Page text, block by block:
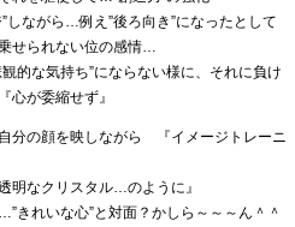
”しながら…例え”後ろ向き”になったとして
せられない位の感情…
観的な気持ち”にならない様に、それに負け
心が委縮せず』
分の顔を映しながら 『イメージトレーニ
明なクリスタル…のように』
きれいな心”と対面？かしら～～～ん＾＾